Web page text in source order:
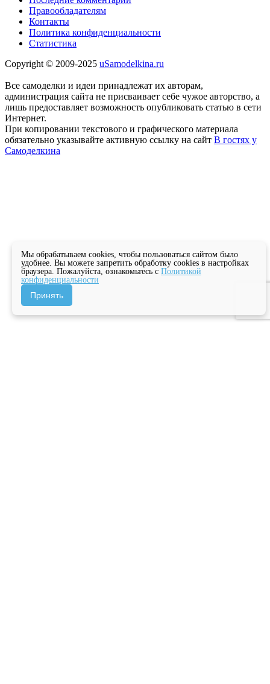
Правообладателям
Контакты
Политика конфиденциальности
Статистика
Copyright © 2009-2025 uSamodelkina.ru
Все самоделки и идеи принадлежат их авторам,
администрация сайта не присваивает себе чужое авторство, а
лишь предоставляет возможность опубликовать статью в сети
Интернет.
При копировании текстового и графического материала
обязательно указывайте активную ссылку на сайт В гостях у
Самоделкина
Мы обрабатываем cookies, чтобы пользоваться сайтом было
удобнее. Вы можете запретить обработку cookies в настройках
браузера. Пожалуйста, ознакомьтесь с Политикой
конфиденциальности
Принять